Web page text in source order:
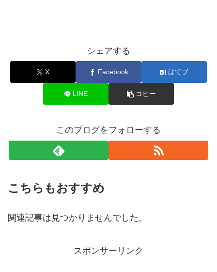
シェアする
X Facebook はてブ
LINE コピー
このブログをフォローする
こちらもおすすめ
関連記事は見つかりませんでした。
スポンサーリンク